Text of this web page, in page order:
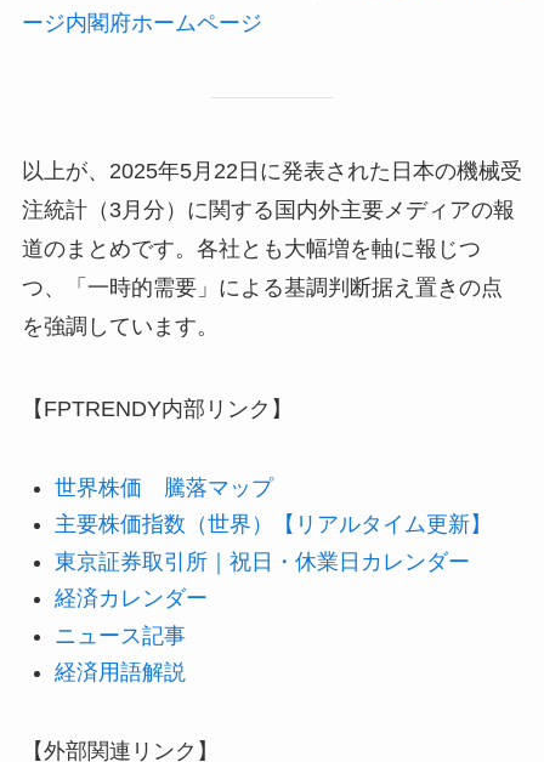
ージ内閣府ホームページ
以上が、2025年5月22日に発表された日本の機械受
注統計（3月分）に関する国内外主要メディアの報
道のまとめです。各社とも大幅増を軸に報じつ
つ、「一時的需要」による基調判断据え置きの点
を強調しています。
【FPTRENDY内部リンク】
世界株価 騰落マップ
主要株価指数（世界）【リアルタイム更新】
東京証券取引所｜祝日・休業日カレンダー
経済カレンダー
ニュース記事
経済用語解説
【外部関連リンク】